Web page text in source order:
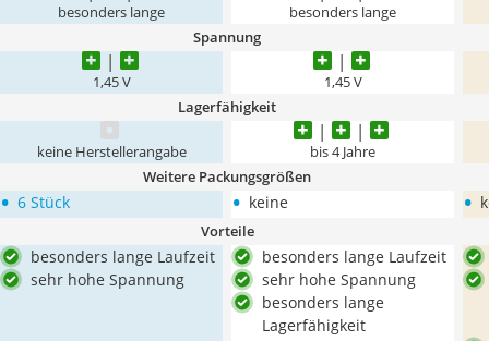
besonders lange besonders lange
Spannung
1,45 V 1,45 V
Lagerfähigkeit
keine Herstellerangabe bis 4 Jahre
Weitere Packungsgrößen
• 6 Stück • keine •
Vorteile
besonders lange Laufzeit
sehr hohe Spannung
besonders lange Laufzeit
sehr hohe Spannung
besonders lange
Lagerfähigkeit